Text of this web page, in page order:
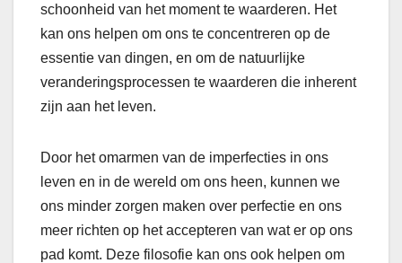
schoonheid van het moment te waarderen. Het
kan ons helpen om ons te concentreren op de
essentie van dingen, en om de natuurlijke
veranderingsprocessen te waarderen die inherent
zijn aan het leven.
Door het omarmen van de imperfecties in ons
leven en in de wereld om ons heen, kunnen we
ons minder zorgen maken over perfectie en ons
meer richten op het accepteren van wat er op ons
pad komt. Deze filosofie kan ons ook helpen om